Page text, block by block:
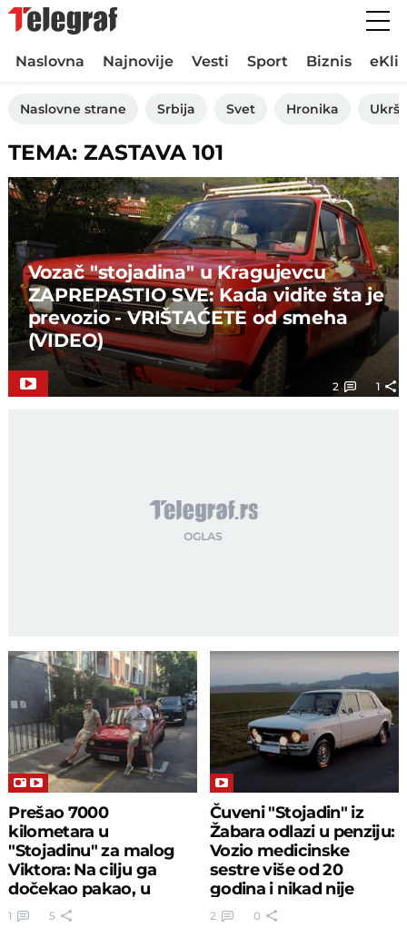
Naslovna Najnovije Vesti Sport Biznis
Naslovne strane Srbija Svet Hronika
TEMA: ZASTAVA 101
Vozač "stojadina" u Kragujevcu
ZAPREPASTIO SVE: Kada vidite šta je
prevozio - VRIŠTAĆETE od smeha
(VIDEO)
2 1
Prešao 7000
kilometara u
"Stojadinu" za malog
Viktora: Na cilju ga
dočekao pakao, u
povratku filmska
pljačka!
1 5
Čuveni "Stojadin" iz
Žabara odlazi u penziju:
Vozio medicinske
sestre više od 20
godina i nikad nije
odustao
2 0